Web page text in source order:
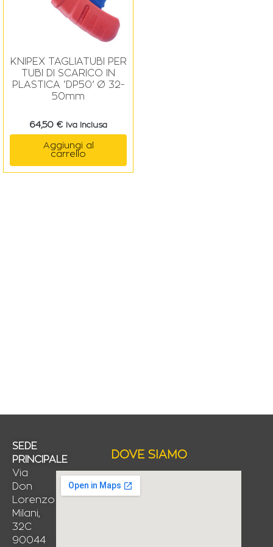
KNIPEX TAGLIATUBI PER
TUBI DI SCARICO IN
PLASTICA ‘DP50’ Ø 32-
50mm
64,50 € Iva Inclusa
Aggiungi al
carrello
SEDE
PRINCIPALE
Via
Don
Lorenzo
Milani,
32C
90044
DOVE SIAMO